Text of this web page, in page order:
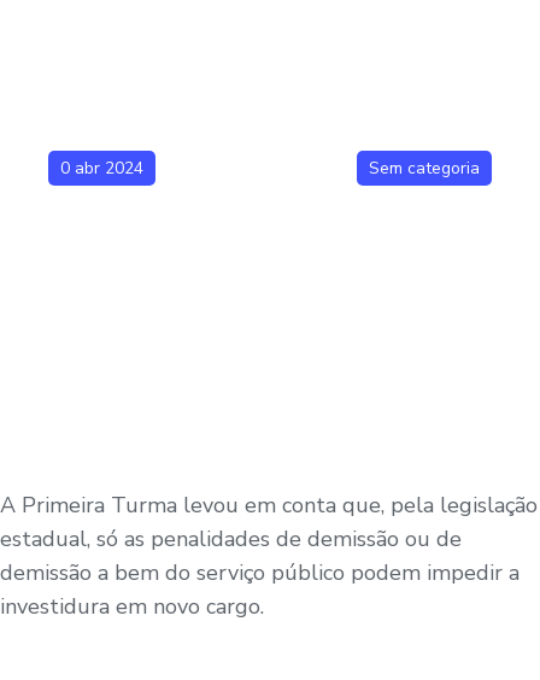
0 abr 2024 Sem categoria
A Primeira Turma levou em conta que, pela legislação
estadual, só as penalidades de demissão ou de
demissão a bem do serviço público podem impedir a
investidura em novo cargo.